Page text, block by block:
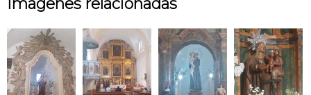
Imágenes relacionadas